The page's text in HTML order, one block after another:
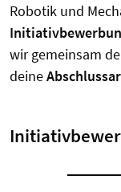
Robotik und
wir gemeinsam
deine